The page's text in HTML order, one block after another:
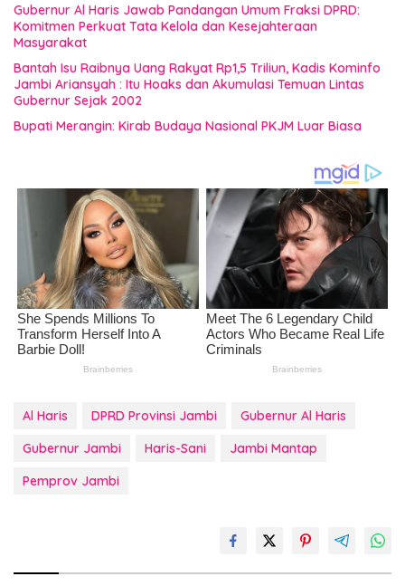
Gubernur Al Haris Jawab Pandangan Umum Fraksi DPRD:
Komitmen Perkuat Tata Kelola dan Kesejahteraan
Masyarakat
Bantah Isu Raibnya Uang Rakyat Rp1,5 Triliun, Kadis Kominfo
Jambi Ariansyah : Itu Hoaks dan Akumulasi Temuan Lintas
Gubernur Sejak 2002
Bupati Merangin: Kirab Budaya Nasional PKJM Luar Biasa
Al Haris DPRD Provinsi Jambi
Gubernur Al Haris
Gubernur Jambi
Haris-Sani
Jambi Mantap
Pemprov Jambi